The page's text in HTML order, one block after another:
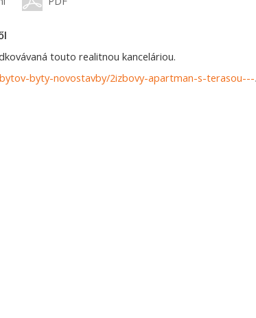
touto realitnou kanceláriou.
https://www.reality-